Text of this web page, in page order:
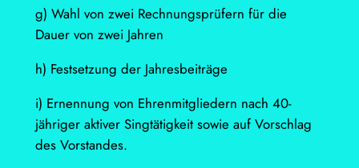
g) Wahl von zwei Rechnungsprüfern für die
Dauer von zwei Jahren
h) Festsetzung der Jahresbeiträge
i) Ernennung von Ehrenmitgliedern nach 40-
jähriger aktiver Singtätigkeit sowie auf Vorschlag
des Vorstandes.